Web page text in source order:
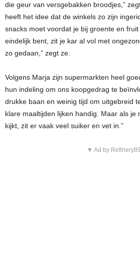
die geur van versgebakken broodjes,”
heeft het idee dat de winkels zo zijn
snacks moet voordat je bij groente en fruit
eindelijk bent, zit je kar al vol met
zo gedaan,” zegt ze.
Volgens Marja zijn supermarkten heel
hun indeling om ons koopgedrag te
drukke baan en weinig tijd om uitgebreid
klare maaltijden lijken handig. Maar als je
kijkt, zit er vaak veel suiker en vet in.”
▼ Ad by Refinery89